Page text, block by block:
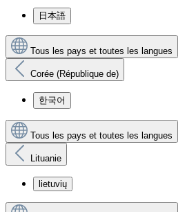
日本語
Tous les pays et toutes les langues
Corée (République de)
한국어
Tous les pays et toutes les langues
Lituanie
lietuvių